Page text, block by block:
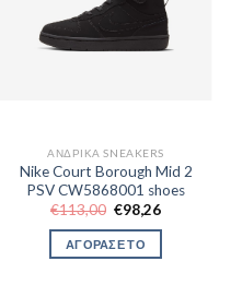
ΑΝΔΡΙΚΆ SNEAKERS
Nike Court Borough Mid 2
PSV CW5868001 shoes
€113,00 Original
price
was:
€113,00.
€98,26Η
ΑΓΟΡΑΣΕ ΤΟ